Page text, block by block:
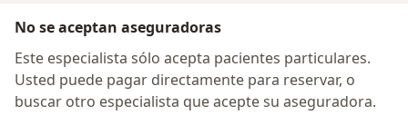
No se aceptan aseguradoras
Este especialista sólo acepta pacientes particulares.
Usted puede pagar directamente para reservar, o
buscar otro especialista que acepte su aseguradora.